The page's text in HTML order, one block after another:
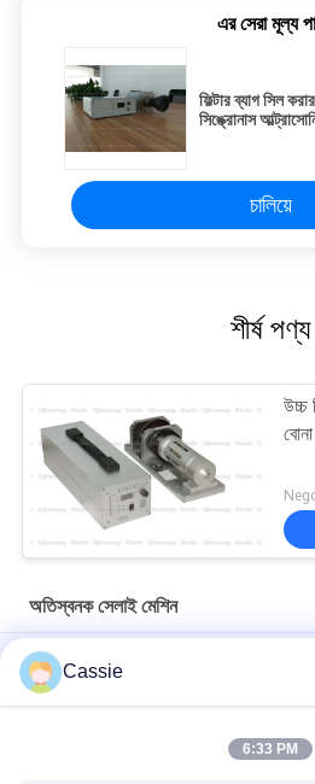
এর সেরা মূল্য
ফিল্টার ব্যাগ সিল
সিঙ্ক্রোনাস
চালিয়ে
শীর্ষ পণ্য
উচ্চ
অতিস্বনক সেলাই মেশিন
12 মিমি রোটারি হুইল সহ ফ্যাব্রিক সিলিং
মেশিনCassie
6:33 PM